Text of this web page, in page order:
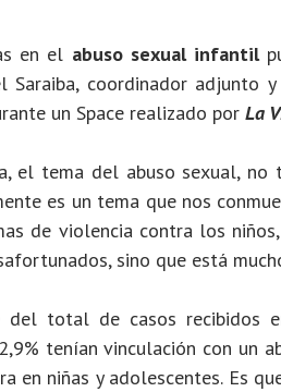
en el abuso sexual infantil
Saraiba, coordinador adjunto
un Space realizado por La
el tema del abuso sexual,
es un tema que nos
de violencia contra los
sino que está
del total de casos recibidos
tenían vinculación con un
en niñas y adolescentes. Es